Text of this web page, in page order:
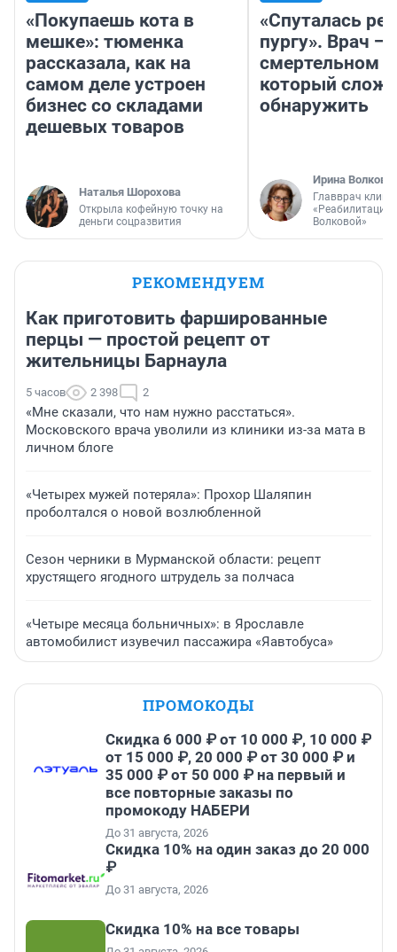
«Покупаешь кота в
мешке»: тюменка
рассказала, как на
самом деле устроен
бизнес со складами
дешевых товаров
Наталья Шорохова
Открыла кофейную точку на
деньги соцразвития
«Спуталась
пургу». Врач —
смертельном
который
обнаружить
Ирина Волкова
Главврач
«Реабилитация
Волковой»
РЕКОМЕНДУЕМ
Как приготовить фаршированные
перцы — простой рецепт от
жительницы Барнаула
5 часов 2 398 2
«Мне сказали, что нам нужно расстаться».
Московского врача уволили из клиники из-за мата в
личном блоге
«Четырех мужей потеряла»: Прохор Шаляпин
проболтался о новой возлюбленной
Сезон черники в Мурманской области: рецепт
хрустящего ягодного штрудель за полчаса
«Четыре месяца больничных»: в Ярославле
автомобилист изувечил пассажира «Яавтобуса»
ПРОМОКОДЫ
Скидка 6 000 ₽ от 10 000 ₽, 10 000 ₽
от 15 000 ₽, 20 000 ₽ от 30 000 ₽ и
35 000 ₽ от 50 000 ₽ на первый и
все повторные заказы по
промокоду НАБЕРИ
До 31 августа, 2026
Скидка 10% на один заказ до 20 000
₽
До 31 августа, 2026
Скидка 10% на все товары